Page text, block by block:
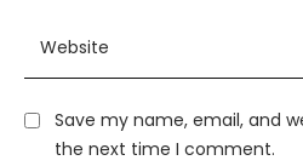
Save my name, email, and
the next time I comment.